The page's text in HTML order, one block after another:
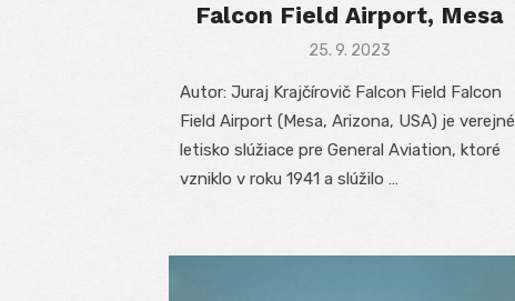
Falcon Field Airport, Mesa
Posted
25. 9. 2023
Autor: Juraj Krajčírovič Falcon Field Falcon
Field Airport (Mesa, Arizona, USA) je verejné
letisko slúžiace pre General Aviation, ktoré
vzniklo v roku 1941 a slúžilo …